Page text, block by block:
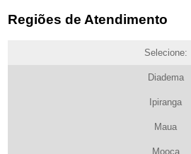
Regiões de Atendimento
Selecione:
Diadema
Ipiranga
Maua
Mooca